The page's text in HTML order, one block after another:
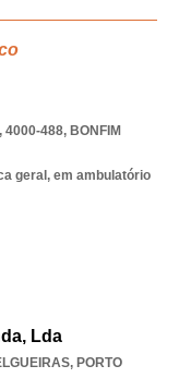
4000-488, BONFIM
geral, em ambulatório
Lda
, PORTO